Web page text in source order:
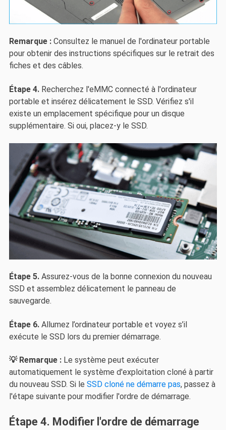
Remarque :Consultez le manuel de l'ordinateur portable
pour obtenir des instructions spécifiques sur le retrait des
fiches et des câbles.
Étape 4.Recherchez l'eMMC connecté à l'ordinateur
portable et insérez délicatement le SSD. Vérifiez s'il
existe un emplacement spécifique pour un disque
supplémentaire. Si oui, placez-y le SSD.
Étape 5.Assurez-vous de la bonne connexion du nouveau
SSD et assemblez délicatement le panneau de
sauvegarde.
Étape 6.Allumez l’ordinateur portable et voyez s’il
exécute le SSD lors du premier démarrage.
💡 Remarque :Le système peut exécuter
automatiquement le système d'exploitation cloné à partir
du nouveau SSD. Si le SSD cloné ne démarre pas, passez à
l'étape suivante pour modifier l'ordre de démarrage.
Étape 4. Modifier l'ordre de démarrage